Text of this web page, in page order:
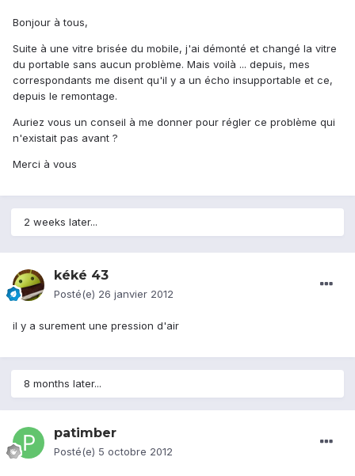
Bonjour à tous,
Suite à une vitre brisée du mobile, j'ai démonté et changé la vitre
du portable sans aucun problème. Mais voilà ... depuis, mes
correspondants me disent qu'il y a un écho insupportable et ce,
depuis le remontage.
Auriez vous un conseil à me donner pour régler ce problème qui
n'existait pas avant ?
Merci à vous
2 weeks later...
kéké 43
Posté(e) 26 janvier 2012
il y a surement une pression d'air
8 months later...
patimber
Posté(e) 5 octobre 2012